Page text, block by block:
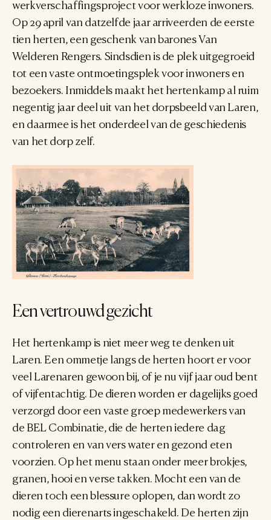
werkverschaffingsproject voor werkloze inwoners.
Op 29 april van datzelfde jaar arriveerden de eerste
tien herten, een geschenk van barones Van
Welderen Rengers. Sindsdien is de plek uitgegroeid
tot een vaste ontmoetingsplek voor inwoners en
bezoekers. Inmiddels maakt het hertenkamp al ruim
negentig jaar deel uit van het dorpsbeeld van Laren,
en daarmee is het onderdeel van de geschiedenis
van het dorp zelf.
Een vertrouwd gezicht
Het hertenkamp is niet meer weg te denken uit
Laren. Een ommetje langs de herten hoort er voor
veel Larenaren gewoon bij, of je nu vijf jaar oud bent
of vijfentachtig. De dieren worden er dagelijks goed
verzorgd door een vaste groep medewerkers van
de BEL Combinatie, die de herten iedere dag
controleren en van vers water en gezond eten
voorzien. Op het menu staan onder meer brokjes,
granen, hooi en verse takken. Mocht een van de
dieren toch een blessure oplopen, dan wordt zo
nodig een dierenarts ingeschakeld. De herten zijn